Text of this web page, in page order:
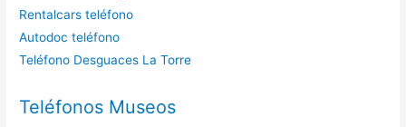
Rentalcars teléfono
Autodoc teléfono
Teléfono Desguaces La Torre
Teléfonos Museos